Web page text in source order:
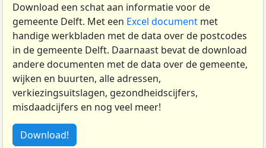
Download een schat aan informatie voor de
gemeente Delft. Met een Excel document met
handige werkbladen met de data over de postcodes
in de gemeente Delft. Daarnaast bevat de download
andere documenten met de data over de gemeente,
wijken en buurten, alle adressen,
verkiezingsuitslagen, gezondheidscijfers,
misdaadcijfers en nog veel meer!
Download!